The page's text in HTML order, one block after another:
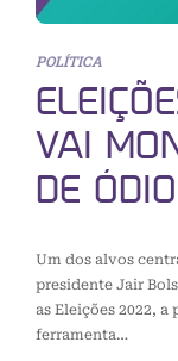
POLÍTICA
VAI
DE
Um dos alvos
presidente Jair
as Eleições 2022,
ferramenta…